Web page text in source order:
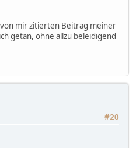
mir zitierten Beitrag meiner
getan, ohne allzu beleidigend
#20